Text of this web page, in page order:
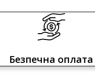
Безпечна оплата